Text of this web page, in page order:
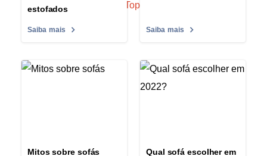
estofados
Saiba mais Saiba mais
Mitos sobre sofás
Qual sofá escolher em